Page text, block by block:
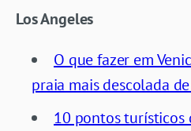
Los Angeles
O que fazer em
praia mais descolada
10 pontos turísticos